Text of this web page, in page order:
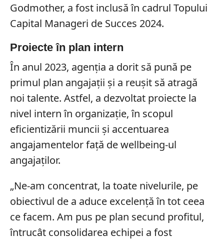
Godmother, a fost inclusă în cadrul Topului
Capital Manageri de Succes 2024.
Proiecte în plan intern
În anul 2023, agenția a dorit să pună pe
primul plan angajații și a reușit să atragă
noi talente. Astfel, a dezvoltat proiecte la
nivel intern în organizație, în scopul
eficientizării muncii și accentuarea
angajamentelor față de wellbeing-ul
angajaților.
„Ne-am concentrat, la toate nivelurile, pe
obiectivul de a aduce excelență în tot ceea
ce facem. Am pus pe plan secund profitul,
întrucât consolidarea echipei a fost